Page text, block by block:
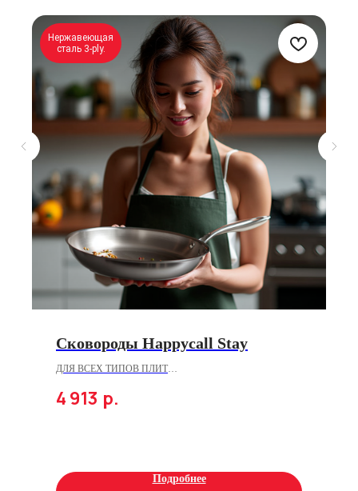
Нержавеющая
сталь 3-ply.
Сковороды Happycall Stay
ДЛЯ ВСЕХ ТИПОВ ПЛИТ
Нержавеющая сталь. Технология 3-PLY.
4 913 р.
Подробнее